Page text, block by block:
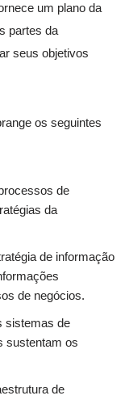
um plano da
partes da
seus objetivos
os seguintes
de
da
de informação
de negócios.
sistemas de
sustentam os
de